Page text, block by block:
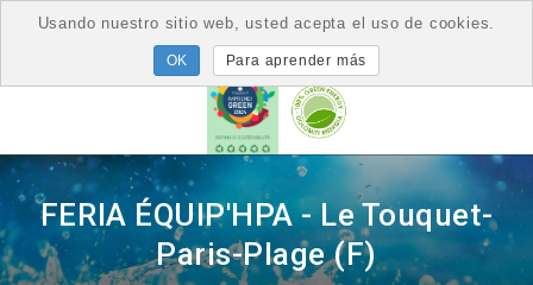
FERIA ÉQUIP'HPA - Le Touquet-
Paris-Plage (F)
Usando nuestro sitio web, usted acepta el uso de cookies.
Para aprender más